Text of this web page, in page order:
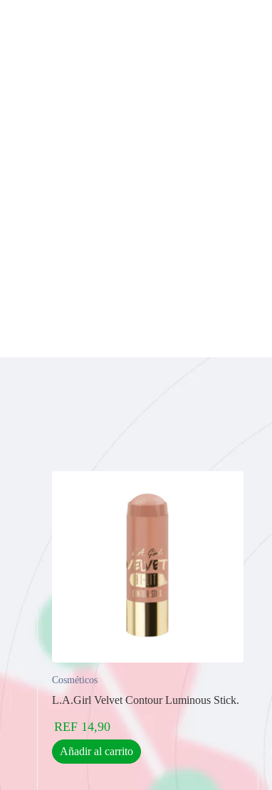
Cosméticos
L.A.Girl Velvet Contour Luminous Stick.
REF 14,90
Añadir al carrito